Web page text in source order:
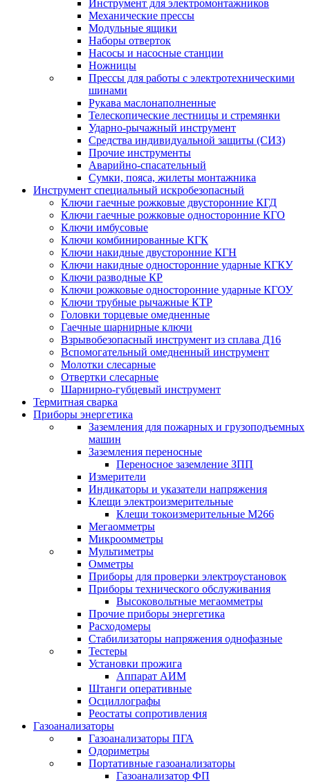
Инструмент для электромонтажников
Механические прессы
Модульные ящики
Наборы отверток
Насосы и насосные станции
Ножницы
Прессы для работы с электротехническими
шинами
Рукава маслонаполненные
Телескопические лестницы и стремянки
Ударно-рычажный инструмент
Средства индивидуальной защиты (СИЗ)
Прочие инструменты
Аварийно-спасательный
Сумки, пояса, жилеты монтажника
Инструмент специальный искробезопасный
Ключи гаечные рожковые двусторонние КГД
Ключи гаечные рожковые односторонние КГО
Ключи имбусовые
Ключи комбинированные КГК
Ключи накидные двусторонние КГН
Ключи накидные односторонние ударные КГКУ
Ключи разводные КР
Ключи рожковые односторонние ударные КГОУ
Ключи трубные рычажные КТР
Головки торцевые омедненные
Гаечные шарнирные ключи
Взрывобезопасный инструмент из сплава Д16
Вспомогательный омедненный инструмент
Молотки слесарные
Отвертки слесарные
Шарнирно-губцевый инструмент
Термитная сварка
Приборы энергетика
Заземления для пожарных и грузоподъемных
машин
Заземления переносные
Переносное заземление ЗПП
Измерители
Индикаторы и указатели напряжения
Клещи электроизмерительные
Клещи токоизмерительные М266
Мегаомметры
Микроомметры
Мультиметры
Омметры
Приборы для проверки электроустановок
Приборы технического обслуживания
Высоковольтные мегаомметры
Прочие приборы энергетика
Расходомеры
Стабилизаторы напряжения однофазные
Тестеры
Установки прожига
Аппарат АИМ
Штанги оперативные
Осциллографы
Реостаты сопротивления
Газоанализаторы
Газоанализаторы ПГА
Одориметры
Портативные газоанализаторы
Газоанализатор ФП